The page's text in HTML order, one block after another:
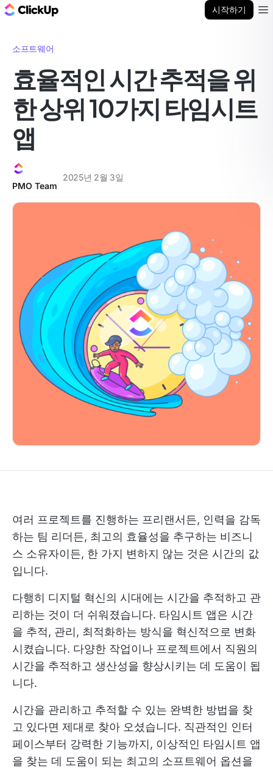
시작하기
소프트웨어
효율적인 시간 추적을 위
한 상위 10가지 타임시트
앱
PMO Team
2025년 2월 3일
여러 프로젝트를 진행하는 프리랜서든, 인력을 감독
하는 팀 리더든, 최고의 효율성을 추구하는 비즈니
스 소유자이든, 한 가지 변하지 않는 것은 시간의 값
입니다.
다행히 디지털 혁신의 시대에는 시간을 추적하고 관
리하는 것이 더 쉬워졌습니다. 타임시트 앱은 시간
을 추적, 관리, 최적화하는 방식을 혁신적으로 변화
시켰습니다. 다양한 작업이나 프로젝트에서 직원의
시간을 추적하고 생산성을 향상시키는 데 도움이 됩
니다.
시간을 관리하고 추적할 수 있는 완벽한 방법을 찾
고 있다면 제대로 찾아 오셨습니다. 직관적인 인터
페이스부터 강력한 기능까지, 이상적인 타임시트 앱
을 찾는 데 도움이 되는 최고의 소프트웨어 옵션을